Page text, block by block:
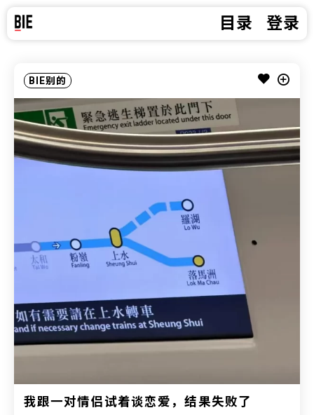
目录 登录
BIE别的
我跟一对情侣试着谈恋爱，结果失败了